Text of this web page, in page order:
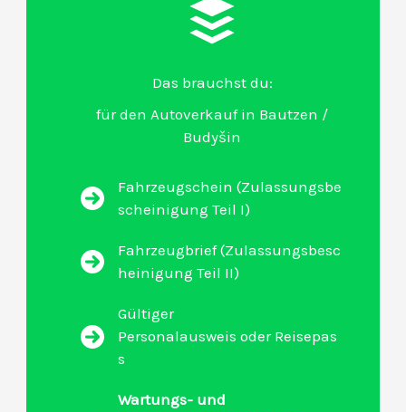
Das brauchst du:
für den Autoverkauf in Bautzen /
Budyšin
Fahrzeugschein (Zulassungsbe
scheinigung Teil I)
Fahrzeugbrief (Zulassungsbesc
heinigung Teil II)
Gültiger
Personalausweis oder Reisepas
s
Wartungs- und